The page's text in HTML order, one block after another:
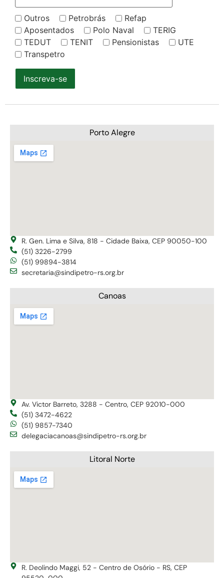
Outros Petrobrás
Refap
Aposentados
Polo Naval
TERIG
TEDUT
TENIT Pensionistas
UTE
Transpetro
Inscreva-se
Porto Alegre
R. Gen. Lima e Silva, 818 - Cidade Baixa, CEP 90050-100
(51) 3226-2799
(51) 99894-3814
secretaria@sindipetro-rs.org.br
Canoas
Av. Victor Barreto, 3288 - Centro, CEP 92010-000
(51) 3472-4622
(51) 9857-7340
delegaciacanoas@sindipetro-rs.org.br
Litoral Norte
R. Deolindo Maggi, 52 - Centro de Osório - RS, CEP